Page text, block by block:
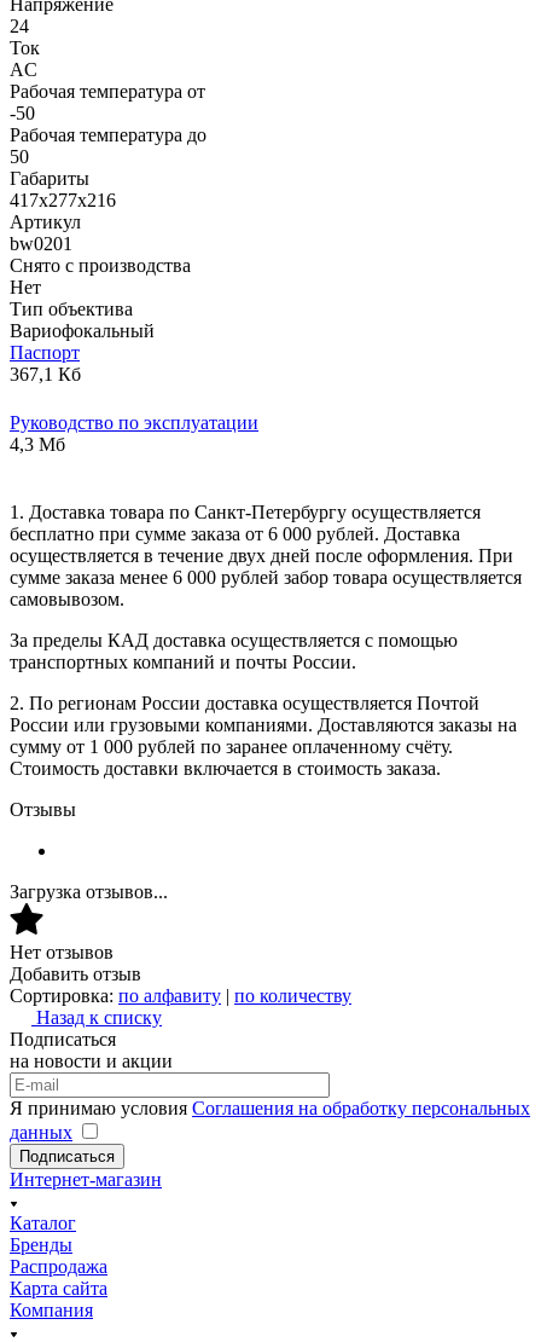
Напряжение
24
Ток
AC
Рабочая температура от
-50
Рабочая температура до
50
Габариты
417х277х216
Артикул
bw0201
Снято с производства
Нет
Тип объектива
Вариофокальный
Паспорт
367,1 Кб
Руководство по эксплуатации
4,3 Мб
1. Доставка товара по Санкт-Петербургу осуществляется
бесплатно при сумме заказа от 6 000 рублей. Доставка
осуществляется в течение двух дней после оформления. При
сумме заказа менее 6 000 рублей забор товара осуществляется
самовывозом.
За пределы КАД доставка осуществляется с помощью
транспортных компаний и почты России.
2. По регионам России доставка осуществляется Почтой
России или грузовыми компаниями. Доставляются заказы на
сумму от 1 000 рублей по заранее оплаченному счёту.
Стоимость доставки включается в стоимость заказа.
Отзывы
Загрузка отзывов...
Нет отзывов
Добавить отзыв
Сортировка: по алфавиту | по количеству
Назад к списку
Подписаться
на новости и акции
Я принимаю условия Соглашения на обработку персональных
данных
Подписаться
Интернет-магазин
Каталог
Бренды
Распродажа
Карта сайта
Компания